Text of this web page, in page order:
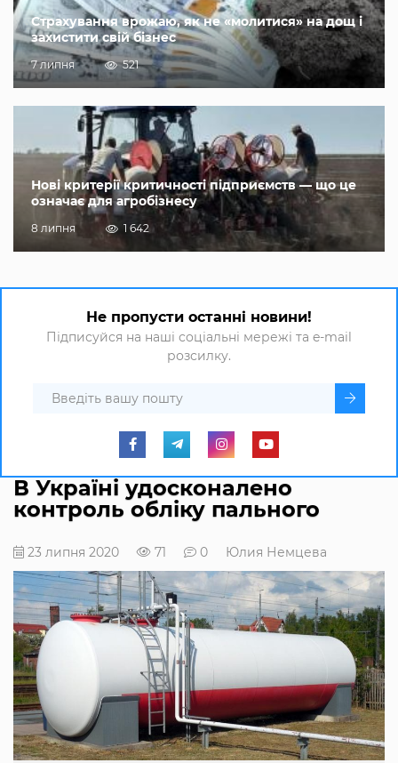
Страхування врожаю, як не «молитися» на дощ і
захистити свій бізнес
7 липня 521
Нові критерії критичності підприємств — що це
означає для агробізнесу
8 липня 1 642
Не пропусти останні новини!
Підписуйся на наші соціальні мережі та e-mail
розсилку.
В Україні удосконалено
контроль обліку пального
23 липня 2020 71 0 Юлия Немцева